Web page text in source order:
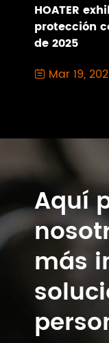
HOATER
protección
de 2025
 Mar 19,
Aquí
más